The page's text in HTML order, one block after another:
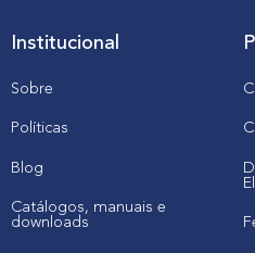
Institucional
Sobre
Políticas
Blog
Catálogos, manuais e
downloads